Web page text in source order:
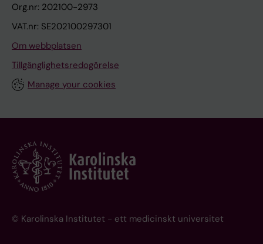
Org.nr: 202100-2973
VAT.nr: SE202100297301
Om webbplatsen
Tillgänglighetsredogörelse
Manage your cookies
© Karolinska Institutet - ett medicinskt universitet